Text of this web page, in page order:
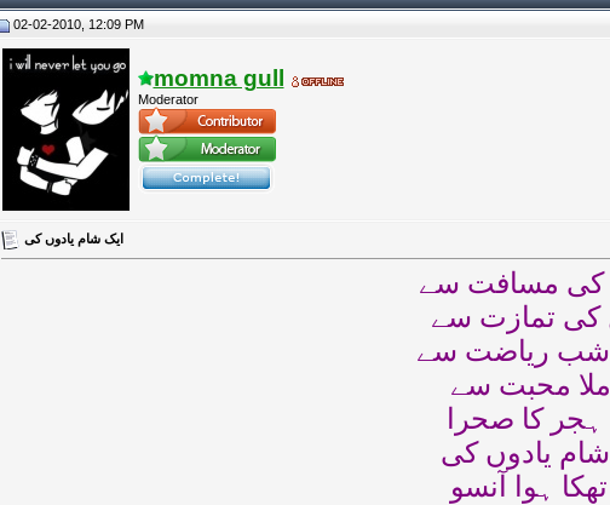
02-02-2010, 12:09 PM
momna gull
Moderator
ایک شام یادوں کی
کی مسافت سے
تمازت سے
شب ریاضت سے
ملا محبت سے
ہجر کا صحرا
شام یادوں کی
ہوا آنسو